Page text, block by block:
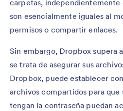
carpetas, independientemente
son esencialmente iguales al
permisos o compartir enlaces.
Sin embargo, Dropbox supera
se trata de asegurar sus
Dropbox, puede establecer
archivos compartidos para que
tengan la contraseña puedan